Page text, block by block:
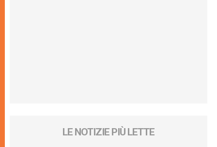
LE NOTIZIE PIÙ LETTE